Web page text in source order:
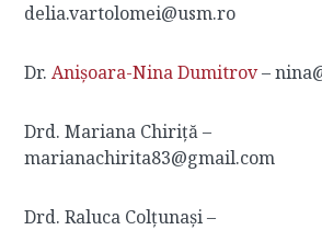
delia.vartolomei@usm.ro
Dr.Anișoara-Nina Dumitrov–
Drd. Mariana Chiriță –
marianachirita83@gmail.com
Drd. Raluca Colțunași –